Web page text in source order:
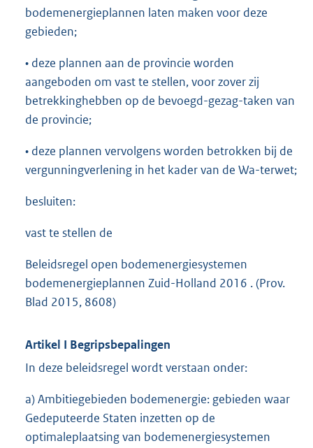
bodemenergieplannen laten maken voor deze
gebieden;
• deze plannen aan de provincie worden
aangeboden om vast te stellen, voor zover zij
betrekkinghebben op de bevoegd-gezag-taken van
de provincie;
• deze plannen vervolgens worden betrokken bij de
vergunningverlening in het kader van de Wa-terwet;
besluiten:
vast te stellen de
Beleidsregel open bodemenergiesystemen
bodemenergieplannen Zuid-Holland 2016 . (Prov.
Blad 2015, 8608)
Artikel I Begripsbepalingen
In deze beleidsregel wordt verstaan onder:
a) Ambitiegebieden bodemenergie: gebieden waar
Gedeputeerde Staten inzetten op de
optimaleplaatsing van bodemenergiesystemen